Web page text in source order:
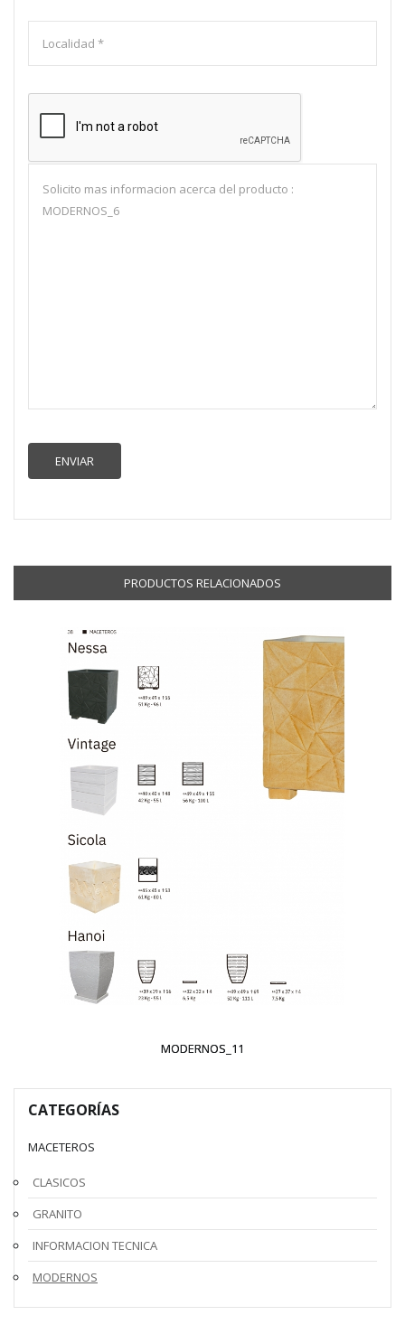
PRODUCTOS RELACIONADOS
MODERNOS_11
CATEGORÍAS
MACETEROS
CLASICOS
GRANITO
INFORMACION TECNICA
MODERNOS